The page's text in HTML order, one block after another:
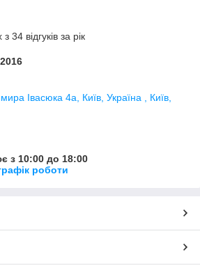
34 відгуків за рік
Івасюка 4а, Київ, Україна , Київ,
з 10:00 до 18:00
роботи